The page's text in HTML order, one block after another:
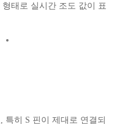
태로 실시간 조도 값이 표
특히 S 핀이 제대로 연결되